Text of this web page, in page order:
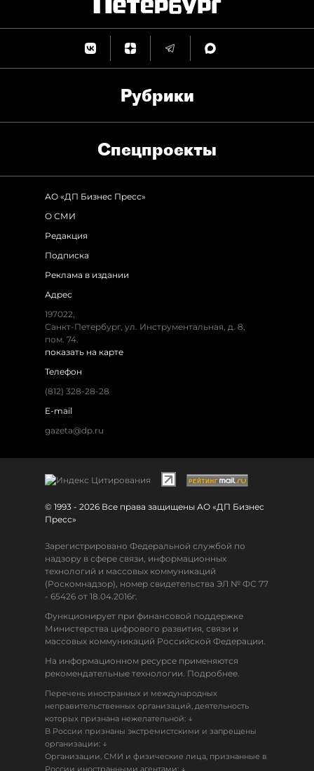
Рубрики
Спец­проекты
АО «ДП Бизнес Пресс»
О СМИ
Редакция
Подписка
Реклама в издании
Адрес
197022,
Санкт-Петербург, ул. Инструментальная, д. 8,
пом. 74.
показать на карте
Телефон
(812) 328-28-28
E-mail
gazeta@dp.ru
© 1993 - 2026 Все права защищены АО «ДП Бизнес
Пресс»
Зарегистрировано Федеральной службой по
надзору в сфере связи, информационных
технологий и массовых коммуникаций
(Роскомнадзор), номер свидетельства ЭЛ № ФС 77
- 65426 от 18.04.2016г.
Функционирует при финансовой поддержке
Министерства цифрового развития, связи и
массовых коммуникаций Российской Федерации.
На информационном ресурсе применяются
рекомендательные технологии. Подробнее.
Перечень иностранных и международных
неправительственных организаций, деятельность
которых признана нежелательной: ↓
В России признаны экстремистскими и запрещены
организации: ↓
Организации, СМИ и физические лица, признанные в
России иностранными агентами: ↓